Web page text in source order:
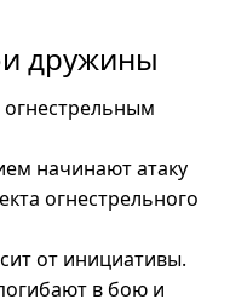
дружины
начинают атаку
огнестрельного
от инициативы.
в бою и